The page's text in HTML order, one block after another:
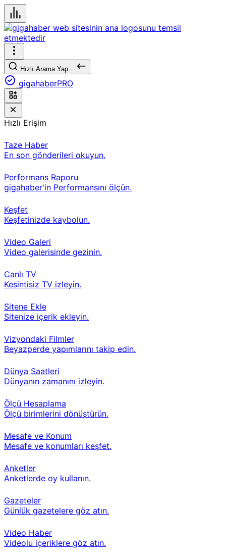
Hızlı Arama Yap...
gigahaberPRO
Hızlı Erişim
Taze Haber
En son gönderileri okuyun.
Performans Raporu
gigahaber'in Performansını ölçün.
Keşfet
Keşfetinizde kaybolun.
Video Galeri
Video galerisinde gezinin.
Canlı TV
Kesintisiz TV izleyin.
Sitene Ekle
Sitenize içerik ekleyin.
Vizyondaki Filmler
Beyazperde yapımlarını takip edin.
Dünya Saatleri
Dünyanın zamanını izleyin.
Ölçü Hesaplama
Ölçü birimlerini dönüştürün.
Mesafe ve Konum
Mesafe ve konumları keşfet.
Anketler
Anketlerde oy kullanın.
Gazeteler
Günlük gazetelere göz atın.
Video Haber
Videolu içeriklere göz atın.